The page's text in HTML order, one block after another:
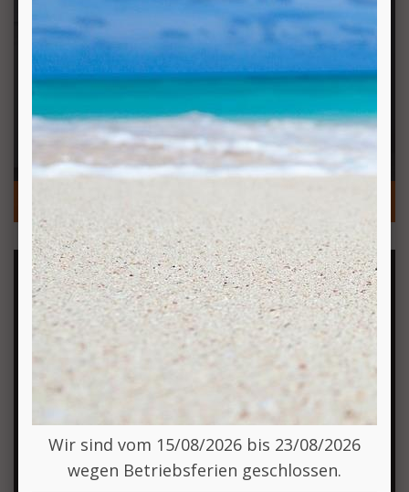
Wir sind vom 15/08/2026 bis 23/08/2026
wegen Betriebsferien geschlossen.